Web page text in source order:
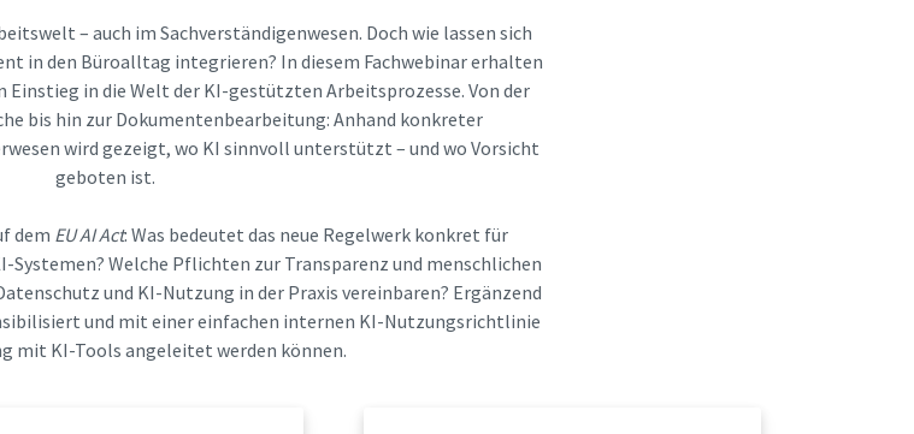
– auch im Sachverständigenwesen. Doch wie lassen sich
in den Büroalltag integrieren? In diesem Fachwebinar erhalten
Einstieg in die Welt der KI-gestützten Arbeitsprozesse. Von der
bis hin zur Dokumentenbearbeitung: Anhand konkreter
wird gezeigt, wo KI sinnvoll unterstützt – und wo Vorsicht
geboten ist.
dem EU AI Act: Was bedeutet das neue Regelwerk konkret für
Systemen? Welche Pflichten zur Transparenz und menschlichen
und KI-Nutzung in der Praxis vereinbaren? Ergänzend
und mit einer einfachen internen KI-Nutzungsrichtlinie
mit KI-Tools angeleitet werden können.